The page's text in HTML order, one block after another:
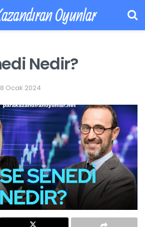
Oyunlar
Nedir?
8 Ocak 2024